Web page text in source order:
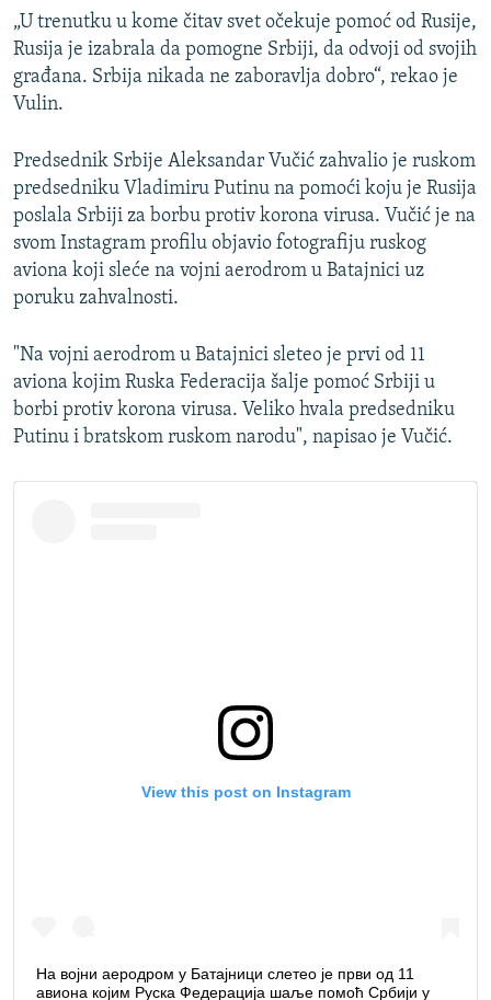
„U trenutku u kome čitav svet očekuje pomoć od Rusije,
Rusija je izabrala da pomogne Srbiji, da odvoji od svojih
građana. Srbija nikada ne zaboravlja dobro“, rekao je
Vulin.
Predsednik Srbije Aleksandar Vučić zahvalio je ruskom
predsedniku Vladimiru Putinu na pomoći koju je Rusija
poslala Srbiji za borbu protiv korona virusa. Vučić je na
svom Instagram profilu objavio fotografiju ruskog
aviona koji sleće na vojni aerodrom u Batajnici uz
poruku zahvalnosti.
"Na vojni aerodrom u Batajnici sleteo je prvi od 11
aviona kojim Ruska Federacija šalje pomoć Srbiji u
borbi protiv korona virusa. Veliko hvala predsedniku
Putinu i bratskom ruskom narodu", napisao je Vučić.